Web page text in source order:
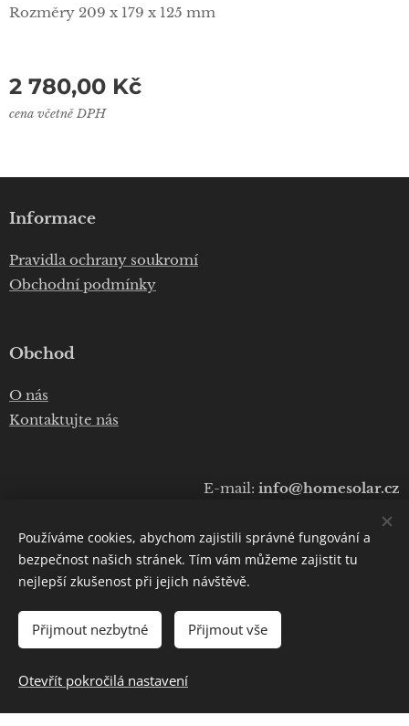
Rozměry 209 x 179 x 125 mm
2 780,00 Kč
cena včetně DPH
DO KOŠÍKU
Informace
Pravidla ochrany soukromí
Obchodní podmínky
Obchod
O nás
Kontaktujte nás
E-mail: info@homesolar.cz
+420 777 075 010
Copyright © 2020 Luboš Prokop
Cookies
Používáme cookies, abychom zajistili správné fungování a
bezpečnost našich stránek. Tím vám můžeme zajistit tu
nejlepší zkušenost při jejich návštěvě.
Přijmout nezbytné Přijmout vše
Otevřít pokročilá nastavení